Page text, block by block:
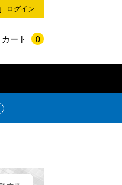
ログイン
カート 0